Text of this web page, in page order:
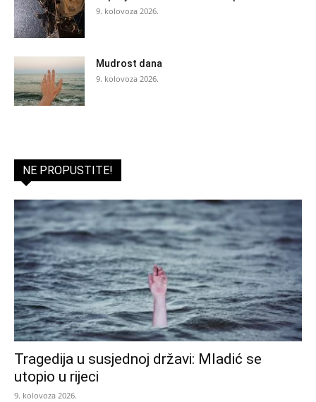
9. kolovoza 2026.
Mudrost dana
9. kolovoza 2026.
NE PROPUSTITE!
Tragedija u susjednoj državi: Mladić se
utopio u rijeci
9. kolovoza 2026.